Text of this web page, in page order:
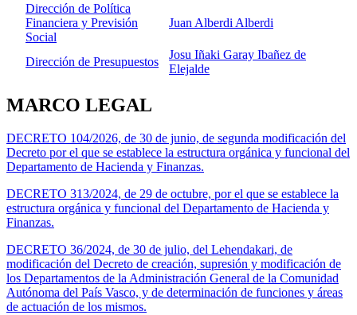
Dirección de Política
Financiera y Previsión
Social
Juan Alberdi Alberdi
Dirección de Presupuestos
Josu Iñaki Garay Ibañez de
Elejalde
MARCO LEGAL
DECRETO 104/2026, de 30 de junio, de segunda modificación del
Decreto por el que se establece la estructura orgánica y funcional del
Departamento de Hacienda y Finanzas.
DECRETO 313/2024, de 29 de octubre, por el que se establece la
estructura orgánica y funcional del Departamento de Hacienda y
Finanzas.
DECRETO 36/2024, de 30 de julio, del Lehendakari, de
modificación del Decreto de creación, supresión y modificación de
los Departamentos de la Administración General de la Comunidad
Autónoma del País Vasco, y de determinación de funciones y áreas
de actuación de los mismos.